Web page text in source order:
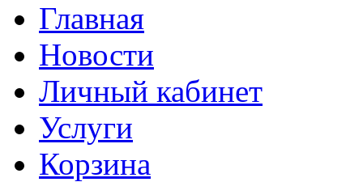
Главная
Новости
Личный кабинет
Услуги
Корзина